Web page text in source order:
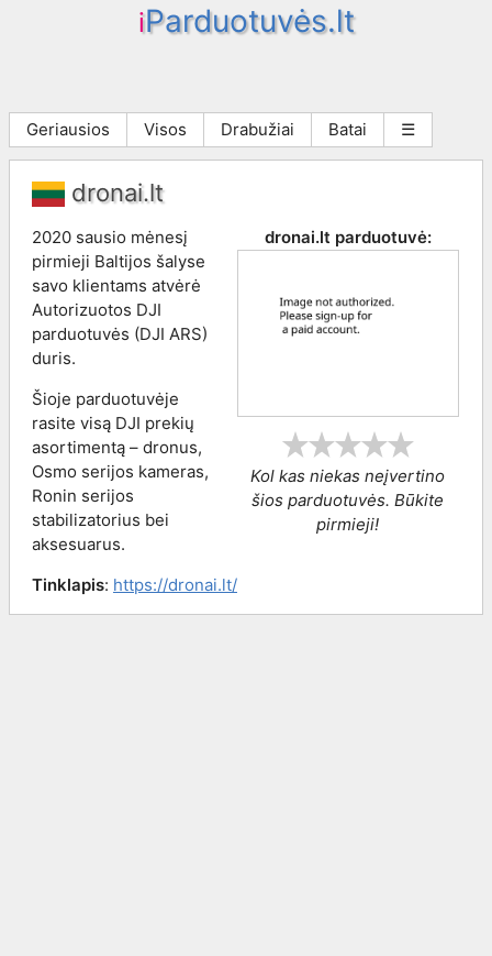
iParduotuvės.lt
Geriausios Visos Drabužiai Batai ☰
dronai.lt
dronai.lt parduotuvė:
Kol kas niekas neįvertino
šios parduotuvės. Būkite
pirmieji!
2020 sausio mėnesį
pirmieji Baltijos šalyse
savo klientams atvėrė
Autorizuotos DJI
parduotuvės (DJI ARS)
duris.
Šioje parduotuvėje
rasite visą DJI prekių
asortimentą – dronus,
Osmo serijos kameras,
Ronin serijos
stabilizatorius bei
aksesuarus.
Tinklapis: https://dronai.lt/